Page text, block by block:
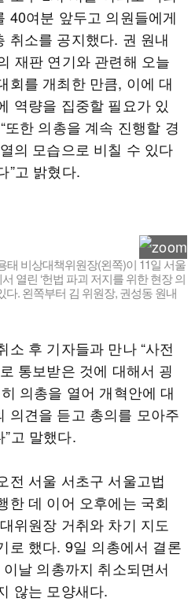
40여분 앞두고 의원들에게
취소를 공지했다. 권 원내
재판 연기와 관련해 오늘
회를 개최한 만큼, 이에 대
역량을 집중할 필요가 있
또한 의총을 계속 진행할 경
의 모습으로 비칠 수 있다
”고 밝혔다.
태 비상대책위원장(왼쪽)이 11일 서울
열린 ‘헌법 파괴 저지를 위한 현장 의
다. 왼쪽부터 김 위원장, 권성동 원내
소 후 기자들과 만나 “사전
통보받은 것에 대해서 굉
의총을 열어 개혁안에 대
의견을 듣고 총의를 모아주
고 말했다.
전 서울 서초구 서울고법
한 데 이어 오후에는 국회
위원장 거취와 차기 지도
로 했다. 9일 의총에서 결론
날 의총까지 취소되면서
않는 모양새다.